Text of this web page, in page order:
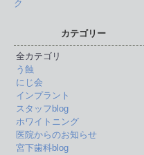
カテゴリー
全カテゴリ
う蝕
にじ会
インプラント
スタッフblog
ホワイトニング
医院からのお知らせ
宮下歯科blog